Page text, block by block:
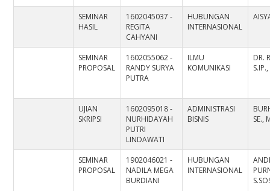
SEMINAR
HASIL
1602045037 -
REGITA
CAHYANI
HUBUNGAN
INTERNASIONAL
SEMINAR
PROPOSAL
1602055062 -
RANDY SURYA
PUTRA
ILMU
KOMUNIKASI
DR.
UJIAN
SKRIPSI
1602095018 -
NURHIDAYAH
PUTRI
LINDAWATI
ADMINISTRASI
BISNIS
SE.,
SEMINAR
PROPOSAL
1902046021 -
NADILA MEGA
BURDIANI
HUBUNGAN
INTERNASIONAL